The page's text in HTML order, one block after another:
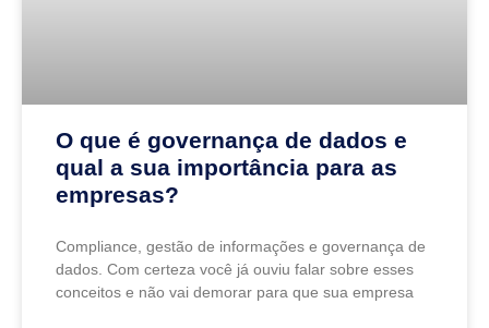
O que é governança de dados e
qual a sua importância para as
empresas?
Compliance, gestão de informações e governança de
dados. Com certeza você já ouviu falar sobre esses
conceitos e não vai demorar para que sua empresa